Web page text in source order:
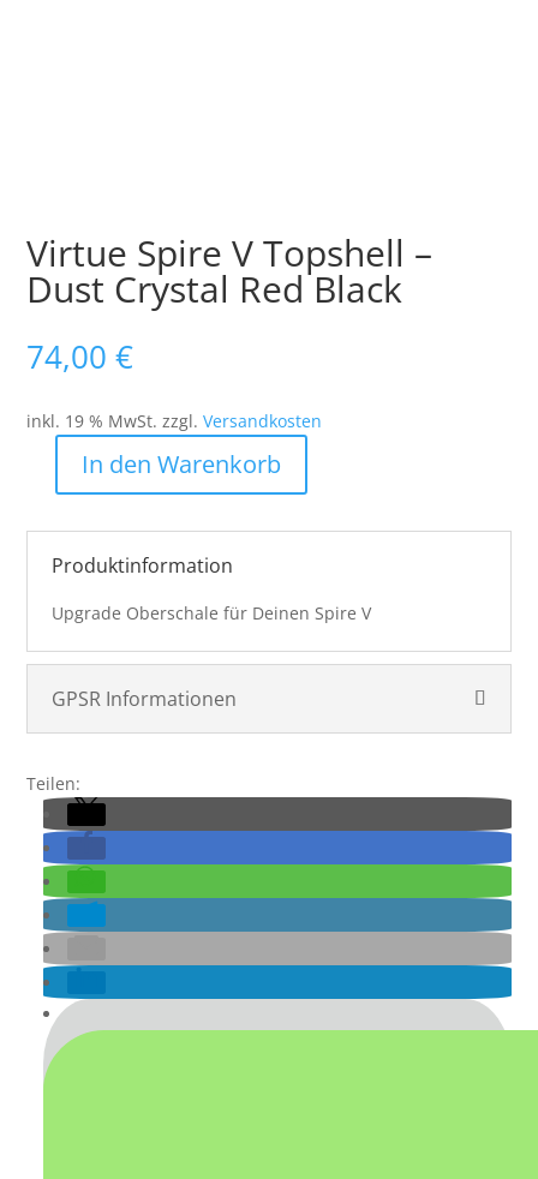
Virtue Spire V Topshell –
Dust Crystal Red Black
74,00€
inkl. 19 % MwSt. zzgl.Versandkosten
V
Topshell
Dust
Red
Black
In den Warenkorb
Produktinformation
Upgrade Oberschale für Deinen Spire V
GPSR Informationen
Teilen: